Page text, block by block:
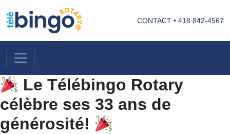
CONTACT • 418 842-4567
Le Télébingo Rotary
célèbre ses 33 ans de
générosité!